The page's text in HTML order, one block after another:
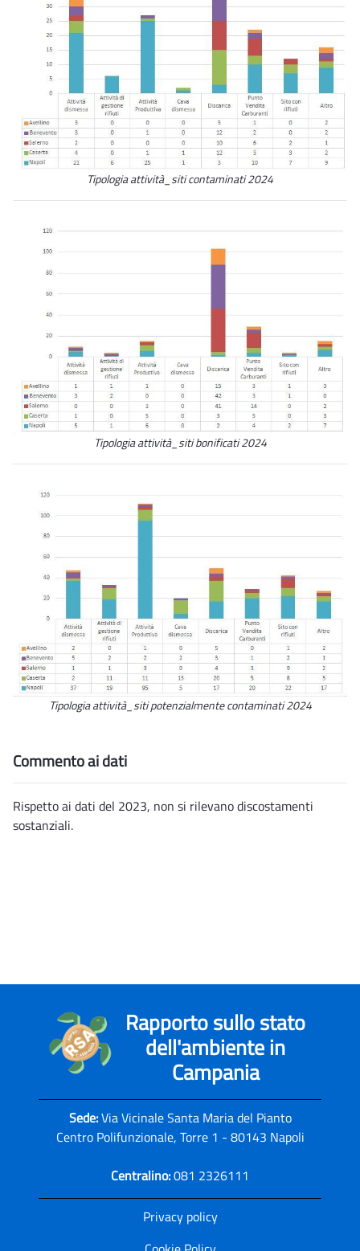
Tipologia attività_siti contaminati 2024
Tipologia attività_siti bonificati 2024
Tipologia attività_siti potenzialmente contaminati 2024
Commento ai dati
Rispetto ai dati del 2023, non si rilevano discostamenti
sostanziali.
Rapporto sullo stato
dell'ambiente in
Campania
Sede:Via Vicinale Santa Maria del Pianto
Centro Polifunzionale, Torre 1 - 80143 Napoli
Centralino:081 2326111
Privacy policy